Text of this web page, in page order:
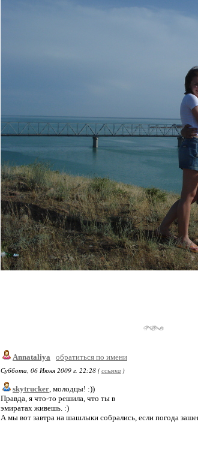
Annataliya
обратиться по имени
Суббота, 06 Июня 2009 г. 22:28 (ссылка )
skytrucker, молодцы! :))
Правда, я что-то решила, что ты в
эмиратах живешь. :)
А мы вот завтра на шашлыки собрались, если погода